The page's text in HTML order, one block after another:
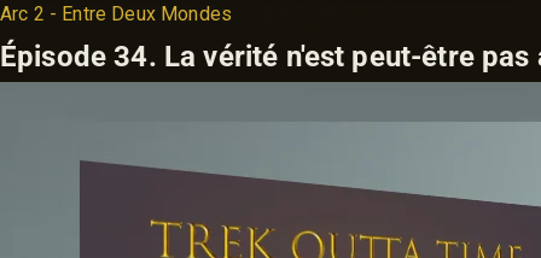
Arc 2 - Entre Deux Mondes
Épisode 34. La vérité n'est peut-être pas